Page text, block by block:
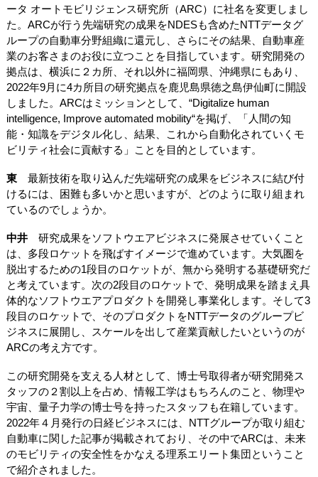
ータ オートモビリジェンス研究所（ARC）に社名を変更しまし
た。ARCが行う先端研究の成果をNDESも含めたNTTデータグ
ループの自動車分野組織に還元し、さらにその結果、自動車産
業のお客さまのお役に立つことを目指しています。研究開発の
拠点は、横浜に２カ所、それ以外に福岡県、沖縄県にもあり、
2022年9月に4カ所目の研究拠点を鹿児島県徳之島伊仙町に開設
しました。ARCはミッションとして、“Digitalize human
intelligence, Improve automated mobility“を掲げ、「人間の知
能・知識をデジタル化し、結果、これから自動化されていくモ
ビリティ社会に貢献する」ことを目的としています。
東最新技術を取り込んだ先端研究の成果をビジネスに結び付
けるには、困難も多いかと思いますが、どのように取り組まれ
ているのでしょうか。
中井研究成果をソフトウエアビジネスに発展させていくこと
は、多段ロケットを飛ばすイメージで進めています。大気圏を
脱出するための1段目のロケットが、無から発明する基礎研究だ
と考えています。次の2段目のロケットで、発明成果を踏まえ具
体的なソフトウエアプロダクトを開発し事業化します。そして3
段目のロケットで、そのプロダクトをNTTデータのグループビ
ジネスに展開し、スケールを出して産業貢献したいというのが
ARCの考え方です。
この研究開発を支える人材として、博士号取得者が研究開発ス
タッフの２割以上を占め、情報工学はもちろんのこと、物理や
宇宙、量子力学の博士号を持ったスタッフも在籍しています。
2022年４月発行の日経ビジネスには、NTTグループが取り組む
自動車に関した記事が掲載されており、その中でARCは、未来
のモビリティの安全性をかなえる理系エリート集団ということ
で紹介されました。